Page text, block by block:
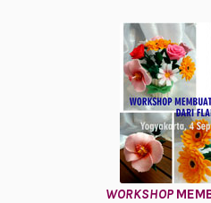
WORKSHOP